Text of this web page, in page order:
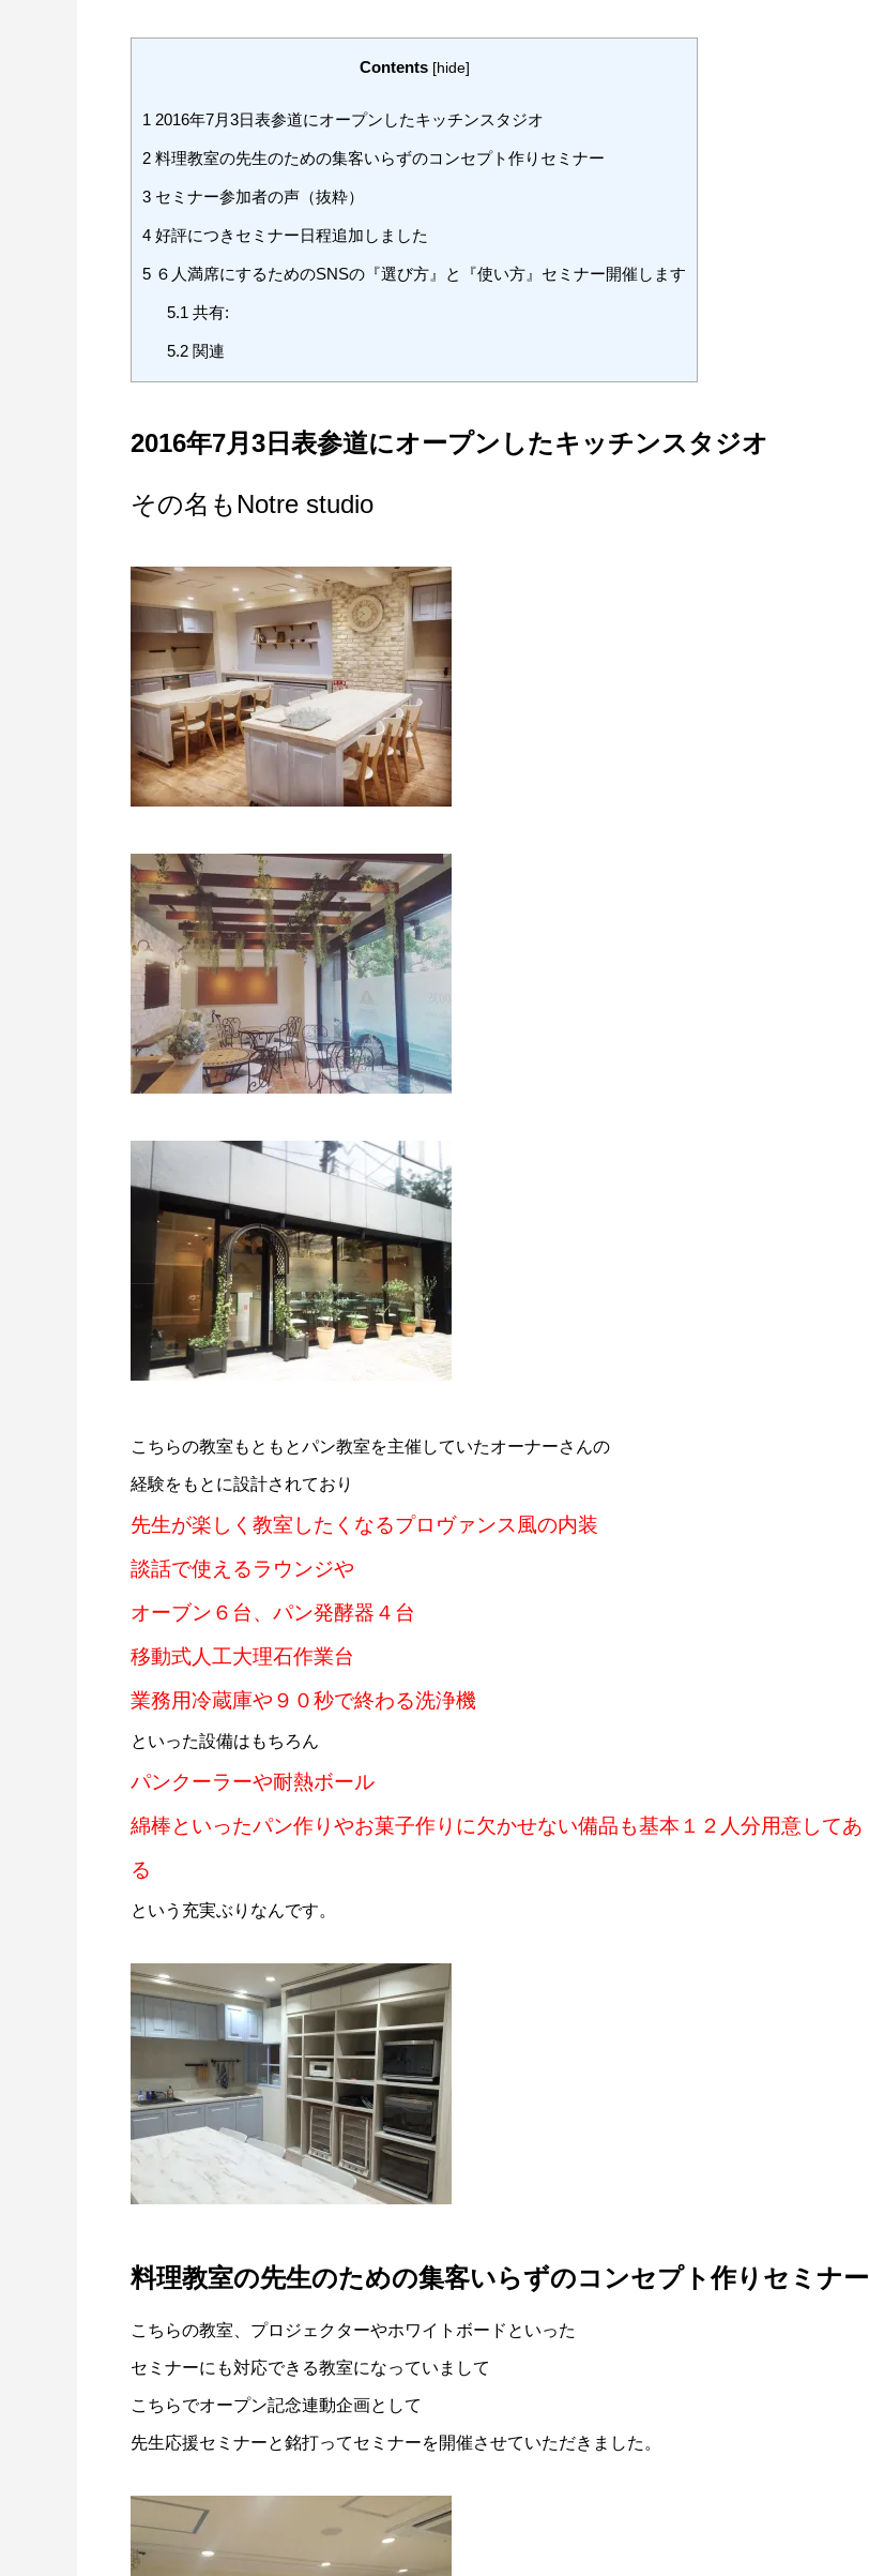
Contents [hide]
1 2016年7月3日表参道にオープンしたキッチンスタジオ
2 料理教室の先生のための集客いらずのコンセプト作りセミナー
3 セミナー参加者の声（抜粋）
4 好評につきセミナー日程追加しました
5 ６人満席にするためのSNSの『選び方』と『使い方』セミナー開催します
5.1 共有:
5.2関連
2016年7月3日表参道にオープンしたキッチンスタジオ
その名もNotre studio
こちらの教室もともとパン教室を主催していたオーナーさんの
経験をもとに設計されており
先生が楽しく教室したくなるプロヴァンス風の内装
談話で使えるラウンジや
オーブン６台、パン発酵器４台
移動式人工大理石作業台
業務用冷蔵庫や９０秒で終わる洗浄機
といった設備はもちろん
パンクーラーや耐熱ボール
綿棒といったパン作りやお菓子作りに欠かせない備品も基本１２人分用意してあ
る
という充実ぶりなんです。
料理教室の先生のための集客いらずのコンセプト作りセミナー
こちらの教室、プロジェクターやホワイトボードといった
セミナーにも対応できる教室になっていまして
こちらでオープン記念連動企画として
先生応援セミナーと銘打ってセミナーを開催させていただきました。